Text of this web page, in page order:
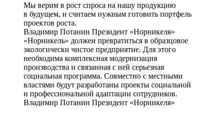
Мы верим в рост спроса на нашу продукцию
в будущем, и считаем нужным готовить портфель
проектов роста.
Владимир Потанин Президент «Норникеля»
«Норникель» должен превратиться в образцовое
экологически чистое предприятие. Для этого
необходима комплексная модернизация
производства и связанная с ней серьезная
социальная программа. Совместно с местными
властями будут разработаны проекты социальной
и профессиональной адаптации сотрудников.
Владимир Потанин Президент «Норникеля»